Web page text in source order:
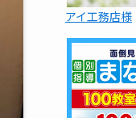
アイ工務店様